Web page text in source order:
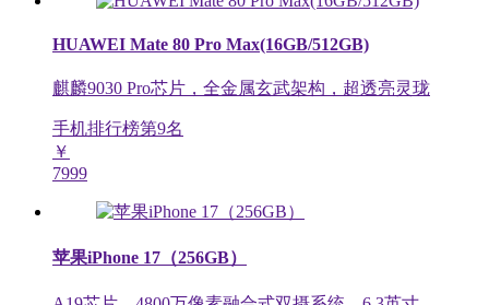
HUAWEI Mate 80 Pro Max(16GB/512GB)
麒麟9030 Pro芯片，全金属玄武架构，超透亮灵珑
手机排行榜第9名
￥
7999
苹果iPhone 17（256GB）